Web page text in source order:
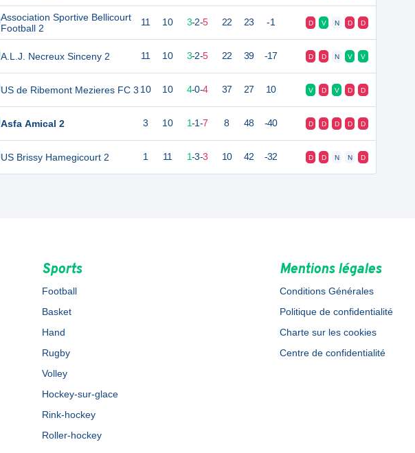
Association Sportive Bellicourt
Football 2
A.L.J. Necreux Sinceny 2
US de Ribemont Mezieres FC 3
Asfa Amical 2
US Brissy Hamegicourt 2
11 10 3-2-5 22 23 -1 D V N D D
11 10 3-2-5 22 39 -17 D D N V V
10 10 4-0-4 37 27 10 V D V D D
3 10 1-1-7 8 48 -40 D D D D D
1 11 1-3-3 10 42 -32 D D N N D
Sports
Football
Basket
Hand
Rugby
Volley
Hockey-sur-glace
Rink-hockey
Roller-hockey
Mentions légales
Conditions Générales
Politique de confidentialité
Charte sur les cookies
Centre de confidentialité